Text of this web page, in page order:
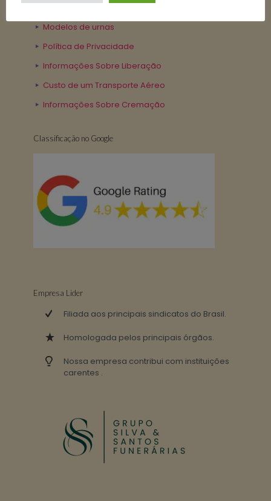
Modelos de urnas
Política de Privacidade
Informações Sobre Liberação
Custo de um Transporte Aéreo
Informações Sobre Cremação
Classificação no Google
Empresa Lider
Filiada aos principais sindicatos do Brasil.
Homologada pelos principais órgãos.
Nossa empresa contribui com instituições
carentes .